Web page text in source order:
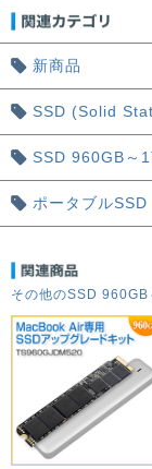
新商品
SSD (Solid
SSD 960GB～
ポータブルSSD
その他のSSD 960GB